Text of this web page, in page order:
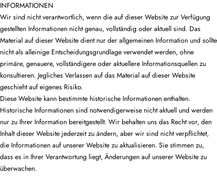
INFORMATIONEN
Wir sind nicht verantwortlich, wenn die auf dieser Website zur Verfügung
gestellten Informationen nicht genau, vollständig oder aktuell sind. Das
Material auf dieser Website dient nur der allgemeinen Information und sollte
nicht als alleinige Entscheidungsgrundlage verwendet werden, ohne
primäre, genauere, vollständigere oder aktuellere Informationsquellen zu
konsultieren. Jegliches Verlassen auf das Material auf dieser Website
geschieht auf eigenes Risiko.
Diese Website kann bestimmte historische Informationen enthalten.
Historische Informationen sind notwendigerweise nicht aktuell und werden
nur zu Ihrer Information bereitgestellt. Wir behalten uns das Recht vor, den
Inhalt dieser Website jederzeit zu ändern, aber wir sind nicht verpflichtet,
die Informationen auf unserer Website zu aktualisieren. Sie stimmen zu,
dass es in Ihrer Verantwortung liegt, Änderungen auf unserer Website zu
überwachen.